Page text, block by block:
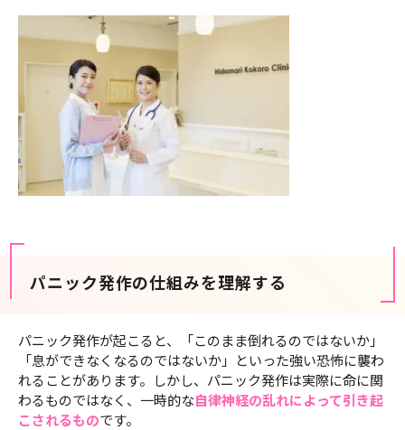
パニック発作の仕組みを理解する
パニック発作が起こると、「このまま倒れるのではないか」
「息ができなくなるのではないか」といった強い恐怖に襲わ
れることがあります。しかし、パニック発作は実際に命に関
わるものではなく、一時的な自律神経の乱れによって引き起
こされるものです。